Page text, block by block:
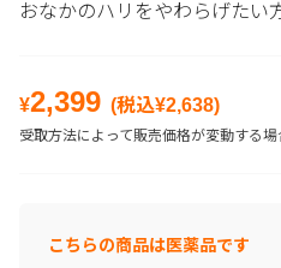
おなかのハリをやわらげたい
¥2,399 (税込¥2,638)
受取方法によって販売価格が変動する場
こちらの商品は医薬品です